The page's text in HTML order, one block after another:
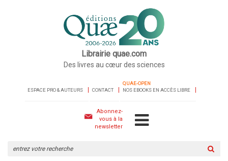
Librairie quae.com
Des livres au cœur des sciences
ESPACE PRO & AUTEURS CONTACT
QUAE-OPEN
NOS EBOOKS EN ACCÈS LIBRE
Abonnez-
vous à la
newsletter